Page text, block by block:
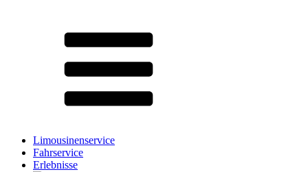
Limousinenservice
Fahrservice
Erlebnisse